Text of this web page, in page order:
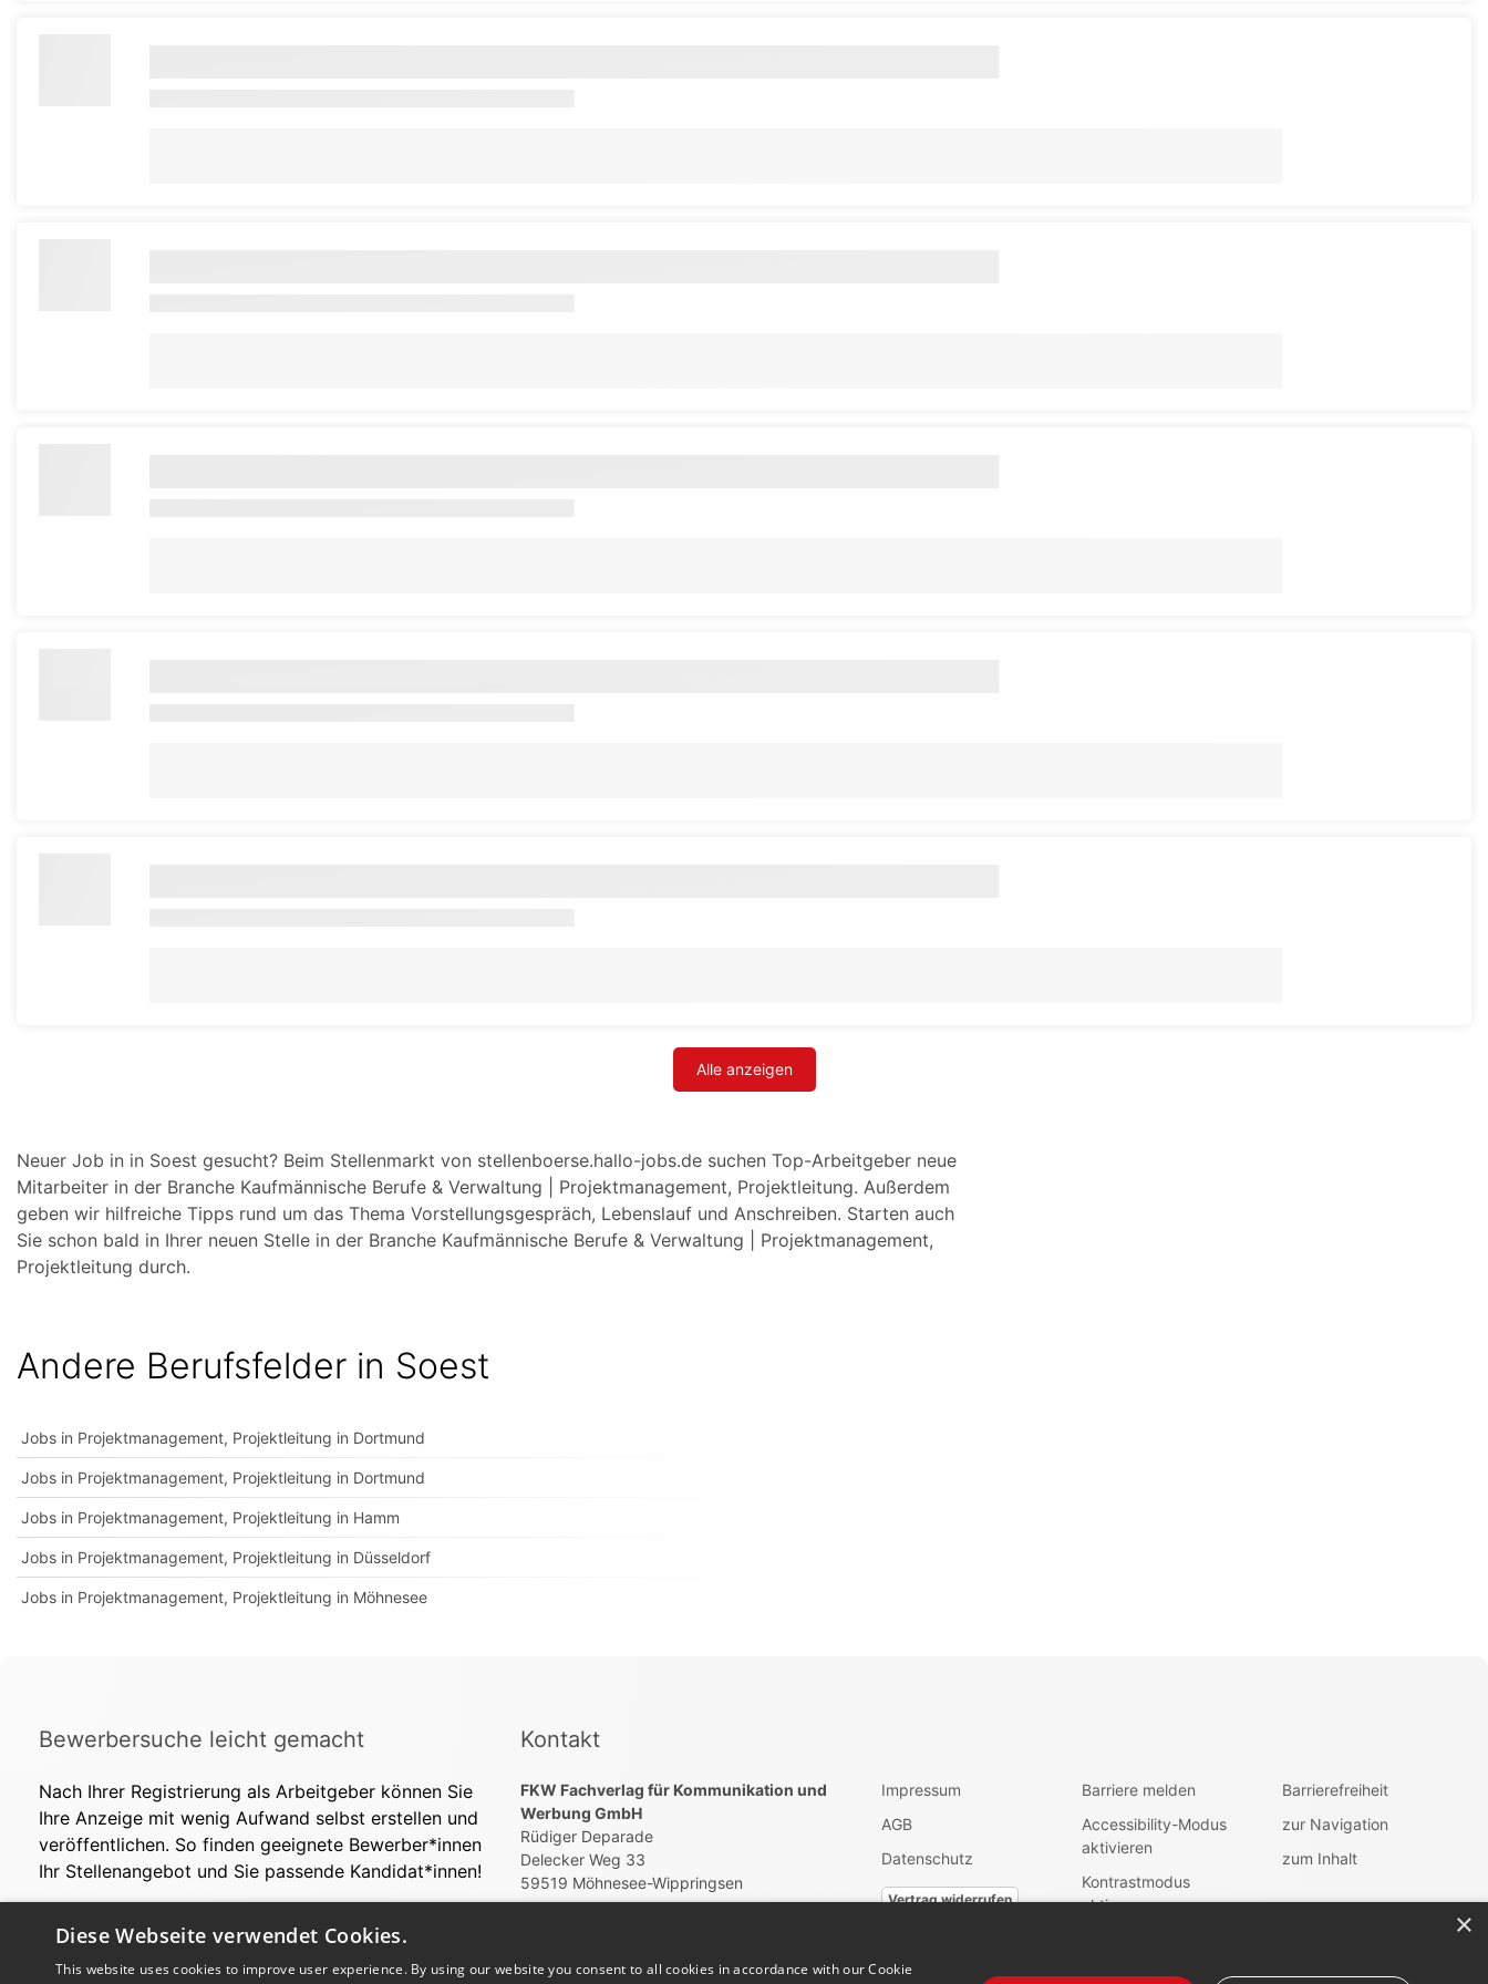
Alle anzeigen
Neuer Job in in Soest gesucht? Beim Stellenmarkt von stellenboerse.hallo-jobs.de suchen Top-Arbeitgeber neue
Mitarbeiter in der Branche Kaufmännische Berufe & Verwaltung | Projektmanagement, Projektleitung. Außerdem
geben wir hilfreiche Tipps rund um das Thema Vorstellungsgespräch, Lebenslauf und Anschreiben. Starten auch
Sie schon bald in Ihrer neuen Stelle in der Branche Kaufmännische Berufe & Verwaltung | Projektmanagement,
Projektleitung durch.
Andere Berufsfelder in Soest
Jobs in Projektmanagement, Projektleitung in Dortmund
Jobs in Projektmanagement, Projektleitung in Dortmund
Jobs in Projektmanagement, Projektleitung in Hamm
Jobs in Projektmanagement, Projektleitung in Düsseldorf
Jobs in Projektmanagement, Projektleitung in Möhnesee
Bewerbersuche leicht gemacht
Nach Ihrer Registrierung als Arbeitgeber können Sie
Ihre Anzeige mit wenig Aufwand selbst erstellen und
veröffentlichen. So finden geeignete Bewerber*innen
Ihr Stellenangebot und Sie passende Kandidat*innen!
Kontakt
FKW Fachverlag für Kommunikation und
Werbung GmbH
Rüdiger Deparade
Delecker Weg 33
59519 Möhnesee-Wippringsen
Impressum
AGB
Datenschutz
Vertrag widerrufen
Barriere melden
Accessibility-Modus
aktivieren
Kontrastmodus
aktiveren
Barrierefreiheit
zur Navigation
zum Inhalt
×
Diese Webseite verwendet Cookies.
This website uses cookies to improve user experience. By using our website you consent to all cookies in accordance with our Cookie